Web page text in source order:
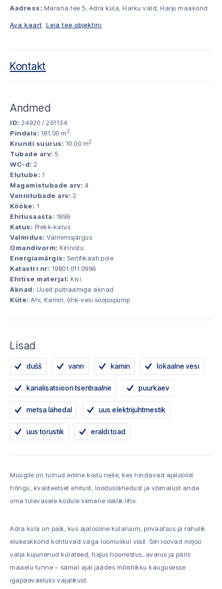
Aadress: Marana tee 5, Adra küla, Harku vald, Harju maakond
Ava kaart Leia tee objektini
Kontakt
Andmed
ID: 24920 / 261134
Pindala: 181.00 m2
Krundi suurus: 10.00 m2
Tubade arv: 5
WC-d: 2
Elutube: 1
Magamistubade arv: 4
Vannitubade arv: 2
Kööke: 1
Ehitusaasta: 1899
Katus: Plekk-katus
Valmidus: Valmimisjärgus
Omandivorm: Kinnistu
Energiamärgis: Sertifikaati pole
Katastri nr: 19801:011:0996
Ehitise materjal: Kivi
Aknad: Uued puitraamiga aknad
Küte: Ahi, Kamin, õhk-vesi soojuspump
Lisad
dušš vann kamin lokaalne vesi
kanalisatsioon tsentraalne puurkaev
metsa lähedal uus elektrijuhtmestik
uus torustik eraldi toad
Müügile on tulnud eriline kodu neile, kes hindavad ajaloolist
hõngu, kvaliteetset ehitust, looduslähedust ja võimalust anda
oma tulevasele kodule viimane isiklik lihv.
Adra küla on paik, kus ajalooline külaruum, privaatsus ja rahulik
elukeskkond kohtuvad väga loomulikul viisil. Siin loovad miljöö
välja kujunenud külateed, hajus hoonestus, avarus ja päris
maaelu tunne – samal ajal jäädes mõistlikku kaugusesse
igapäevaeluks vajalikust.